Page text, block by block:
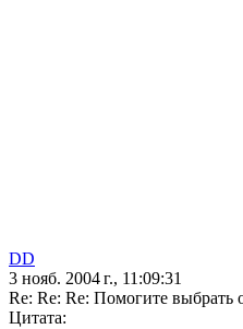
DD
3 нояб. 2004 г., 11:09:31
Re: Re: Re: Помогите выбрать
Цитата: